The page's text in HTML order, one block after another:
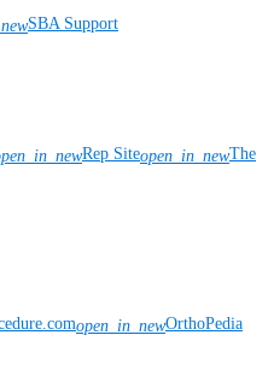
SBA Support
Rep Siteopen_in_newThe
open_in_newOrthoPedia